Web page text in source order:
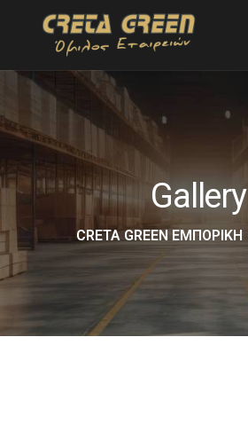
Gallery
CRETA GREEN ΕΜΠΟΡΙΚΗ